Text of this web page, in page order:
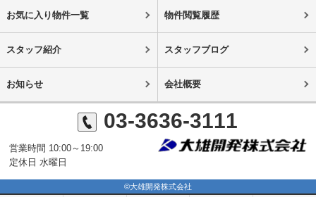
お気に入り物件一覧 物件閲覧履歴
スタッフ紹介 スタッフブログ
お知らせ 会社概要
03-3636-3111
営業時間 10:00～19:00
定休日 水曜日
©大雄開発株式会社